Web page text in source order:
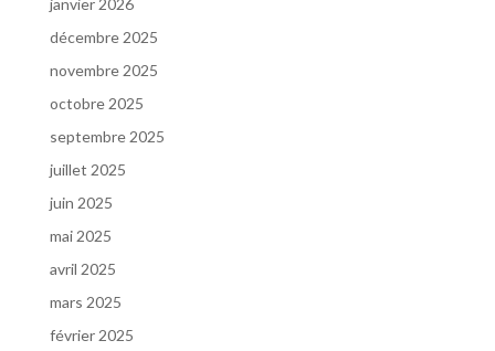
janvier 2026
décembre 2025
novembre 2025
octobre 2025
septembre 2025
juillet 2025
juin 2025
mai 2025
avril 2025
mars 2025
février 2025